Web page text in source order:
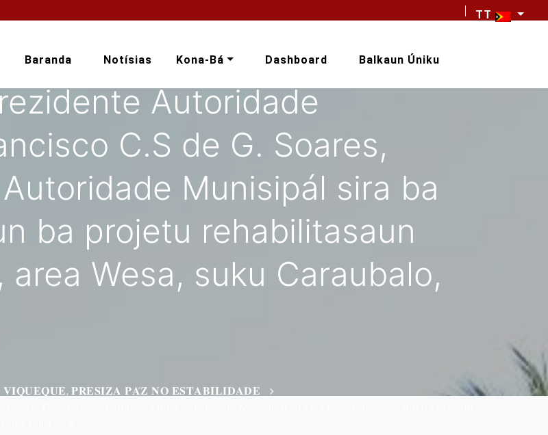
TT
Baranda Notísias Kona-Bá Dashboard Balkaun Úniku
Autoridade
C.S de G. Soares,
Munisipál sira ba
ba projetu rehabilitasaun
Wesa, suku Caraubalo,
𝐏𝐑𝐄𝐒𝐈𝐙𝐀 𝐏𝐀́𝐙 𝐍𝐎 𝐄𝐒𝐓𝐀𝐁𝐈𝐋𝐈𝐃𝐀𝐃𝐄